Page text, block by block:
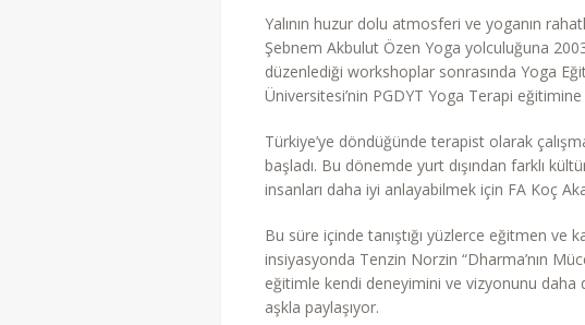
Yalının huzur dolu atmosferi ve yoganın
Şebnem Akbulut Özen Yoga yolculuğuna
düzenlediği workshoplar sonrasında Yoga
Üniversitesi’nin PGDYT Yoga Terapi
Türkiye’ye döndüğünde terapist olarak
başladı. Bu dönemde yurt dışından farklı
insanları daha iyi anlayabilmek için FA Koç
Bu süre içinde tanıştığı yüzlerce eğitmen ve
insiyasyonda Tenzin Norzin “Dharma’nın
eğitimle kendi deneyimini ve vizyonunu
aşkla paylaşıyor.